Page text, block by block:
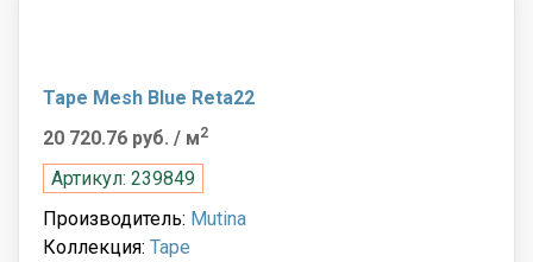
Tape Mesh Blue Reta22
20 720.76 руб. / м2
Артикул: 239849
Производитель: Mutina
Коллекция: Tape